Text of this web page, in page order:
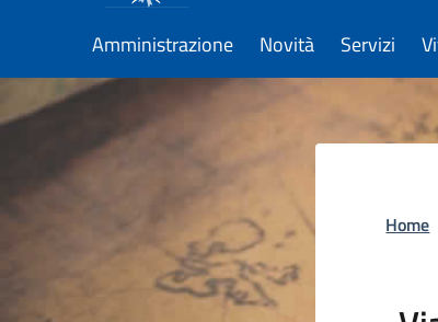
Amministrazione Novità Servizi
Home